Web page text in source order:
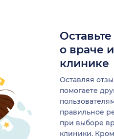
о враче
клинике
Оставляя
помогаете
правильное
при выборе
клиники.